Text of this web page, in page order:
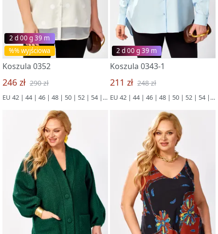
%% wyjściowa
2 d 00 g 39 m
Koszula 0352
246 zł 290 zł
EU 42 | 44 | 46 | 48 | 50 | 52 | 54 | 56 | 58 | 60 | 62 | 64 | 66
2 d 00 g 39 m
Koszula 0343-1
211 zł 248 zł
EU 42 | 44 | 46 | 48 | 50 | 52 | 54 | 56 | 58 | 60 | 62 | 64 | 66